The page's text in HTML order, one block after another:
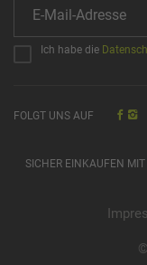
Ich habe die
FOLGT UNS AUF
SICHER EINKAUFEN MIT